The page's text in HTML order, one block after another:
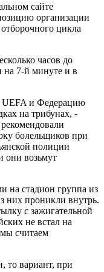
сайте
организации
цикла
часов до
на 7-й минуте и в
UEFA и Федерацию
на трибунах, -
болельщиков при
полиции
они возьмут
на стадион группа из
них проникли внутрь.
с зажигательной
не встал на
считаем
то вариант, при